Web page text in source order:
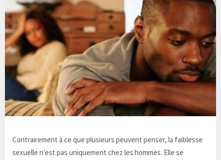
Contrairement à ce que plusieurs peuvent penser, la faiblesse
sexuelle n’est pas uniquement chez les hommes. Elle se